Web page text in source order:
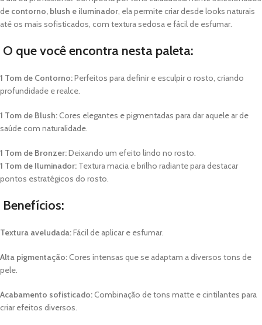
de contorno, blush e iluminador, ela permite criar desde looks naturais
até os mais sofisticados, com textura sedosa e fácil de esfumar.
O que você encontra nesta paleta:
1 Tom de Contorno:Perfeitos para definir e esculpir o rosto, criando
profundidade e realce.
1 Tom de Blush:Cores elegantes e pigmentadas para dar aquele ar de
saúde com naturalidade.
1 Tom de Bronzer:Deixando um efeito lindo no rosto.
1 Tom de Iluminador: Textura macia e brilho radiante para destacar
pontos estratégicos do rosto.
Benefícios:
Textura aveludada:Fácil de aplicar e esfumar.
Alta pigmentação:Cores intensas que se adaptam a diversos tons de
pele.
Acabamento sofisticado:Combinação de tons matte e cintilantes para
criar efeitos diversos.